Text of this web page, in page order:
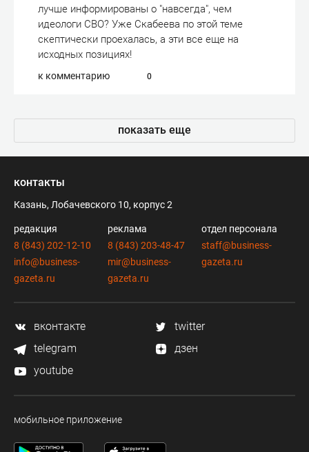
лучше информированы о "навсегда", чем
идеологи СВО? Уже Скабеева по этой теме
скептически проехалась, а эти все еще на
исходных позициях!
к комментарию 0
показать еще
контакты
Казань, Лобачевского 10, корпус 2
редакция
8 (843) 202-12-10
info@business-
gazeta.ru
реклама
8 (843) 203-48-47
mir@business-
gazeta.ru
отдел персонала
staff@business-
gazeta.ru
вконтакте
twitter
telegram
дзен
youtube
мобильное приложение